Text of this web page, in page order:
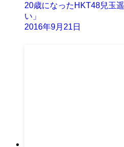
20歳になったHKT48兒玉
い」
2016年9月21日